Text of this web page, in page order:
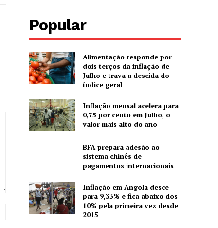
Popular
Alimentação responde por
dois terços da inflação de
Julho e trava a descida do
índice geral
Inflação mensal acelera para
0,75 por cento em Julho, o
valor mais alto do ano
BFA prepara adesão ao
sistema chinês de
pagamentos internacionais
Inflação em Angola desce
para 9,33% e fica abaixo dos
10% pela primeira vez desde
2015